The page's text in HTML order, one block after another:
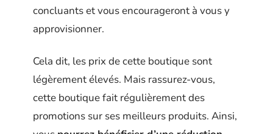
concluants et vous encourageront à vous y
approvisionner.
Cela dit, les prix de cette boutique sont
légèrement élevés. Mais rassurez-vous,
cette boutique fait régulièrement des
promotions sur ses meilleurs produits. Ainsi,